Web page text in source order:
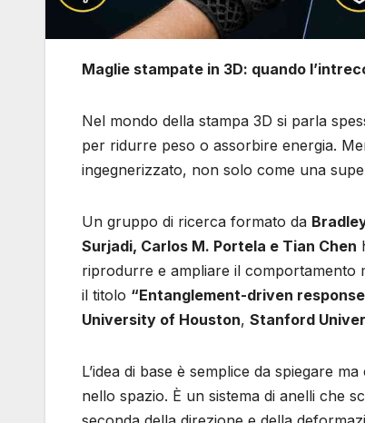
Maglie stampate in 3D: quando
Nel mondo della stampa 3D si parla
per ridurre peso o assorbire energia.
ingegnerizzato, non solo come una
Un gruppo di ricerca formato da
Surjadi, Carlos M. Portela e Tian Chen
riprodurre e ampliare il comportamento
il titolo “Entanglement-driven
University of Houston, Stanford
L’idea di base è semplice da spiegare
nello spazio. È un sistema di anelli che